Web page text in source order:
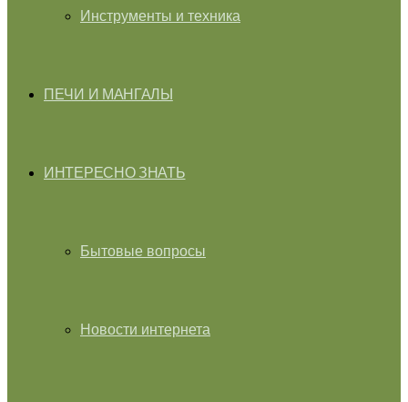
Инструменты и техника
ПЕЧИ И МАНГАЛЫ
ИНТЕРЕСНО ЗНАТЬ
Бытовые вопросы
Новости интернета